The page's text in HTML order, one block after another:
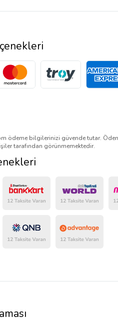
ödeme bilgilerinizi güvende tutar.
tarafından görünmemektedir.